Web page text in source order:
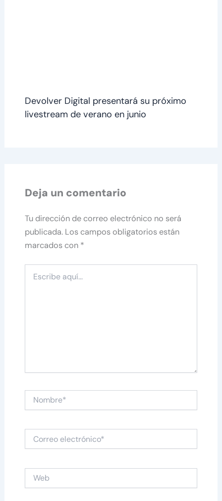
Devolver Digital presentará su próximo
livestream de verano en junio
Deja un comentario
Tu dirección de correo electrónico no será
publicada. Los campos obligatorios están
marcados con *
aquí...
electrónico*